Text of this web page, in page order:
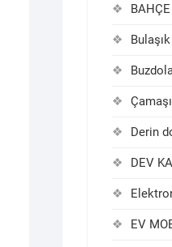
Derin
DEV
EV